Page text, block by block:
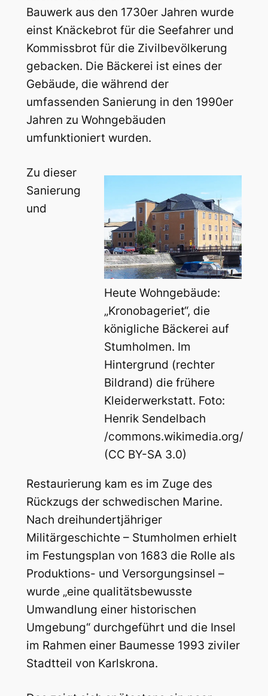
Bauwerk aus den 1730er Jahren wurde
einst Knäckebrot für die Seefahrer und
Kommissbrot für die Zivilbevölkerung
gebacken. Die Bäckerei ist eines der
Gebäude, die während der
umfassenden Sanierung in den 1990er
Jahren zu Wohngebäuden
umfunktioniert wurden.
Heute Wohngebäude:
„Kronobageriet“, die
königliche Bäckerei auf
Stumholmen. Im
Hintergrund (rechter
Bildrand) die frühere
Kleiderwerkstatt. Foto:
Henrik Sendelbach
/commons.wikimedia.org/
(CC BY-SA 3.0)
Zu dieser
Sanierung
und
Restaurierung kam es im Zuge des
Rückzugs der schwedischen Marine.
Nach dreihundertjähriger
Militärgeschichte – Stumholmen erhielt
im Festungsplan von 1683 die Rolle als
Produktions- und Versorgungsinsel –
wurde „eine qualitätsbewusste
Umwandlung einer historischen
Umgebung“ durchgeführt und die Insel
im Rahmen einer Baumesse 1993 ziviler
Stadtteil von Karlskrona.